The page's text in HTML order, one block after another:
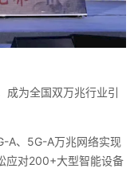
成为全国双万兆行业引
A、5G-A万兆网络实现
对200+大型智能设备